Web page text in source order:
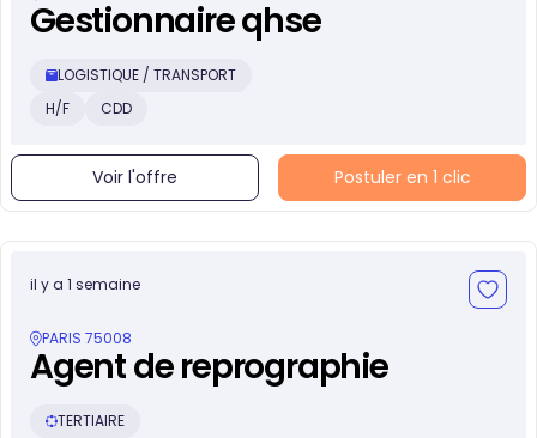
Gestionnaire qhse
LOGISTIQUE / TRANSPORT
H/F
CDD
Voir l'offre Postuler en 1 clic
il y a 1 semaine
PARIS 75008
Agent de reprographie
TERTIAIRE